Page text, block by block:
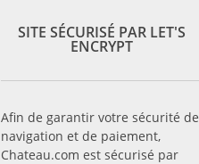
SITE SÉCURISÉ PAR LET'S
ENCRYPT
Afin de garantir votre sécurité de
navigation et de paiement,
Chateau.com est sécurisé par